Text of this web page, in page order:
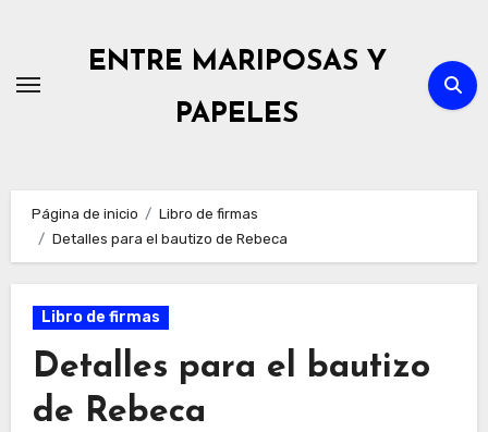
contenido
ENTRE MARIPOSAS Y
PAPELES
Página de inicio
Libro de firmas
Detalles para el bautizo de Rebeca
Libro de firmas
Detalles para el bautizo
de Rebeca